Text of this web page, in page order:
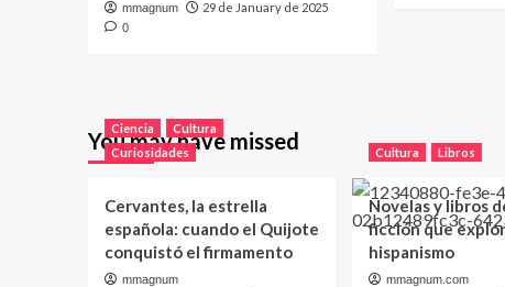
mmagnum 29 de January de 2025
0
You may have missed
Ciencia
Cultura
Curiosidades
Cervantes, la estrella
española: cuando el Quijote
conquistó el firmamento
mmagnum
Cultura Libros
Novelas y libros
ficción que
hispanismo
mmagnum.com